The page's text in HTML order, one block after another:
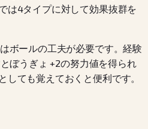
は4タイプに対して効果抜群を
ボールの工夫が必要です。経験
ぼうぎょ +2の努力値を得られ
しても覚えておくと便利です。